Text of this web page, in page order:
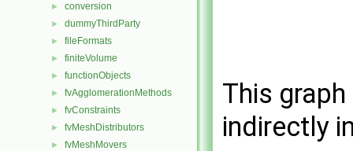
► conversion
► dummyThirdParty
► fileFormats
► finiteVolume
► functionObjects
► fvAgglomerationMethods
► fvConstraints
► fvMeshDistributors
► fvMeshMovers
This
indirectly